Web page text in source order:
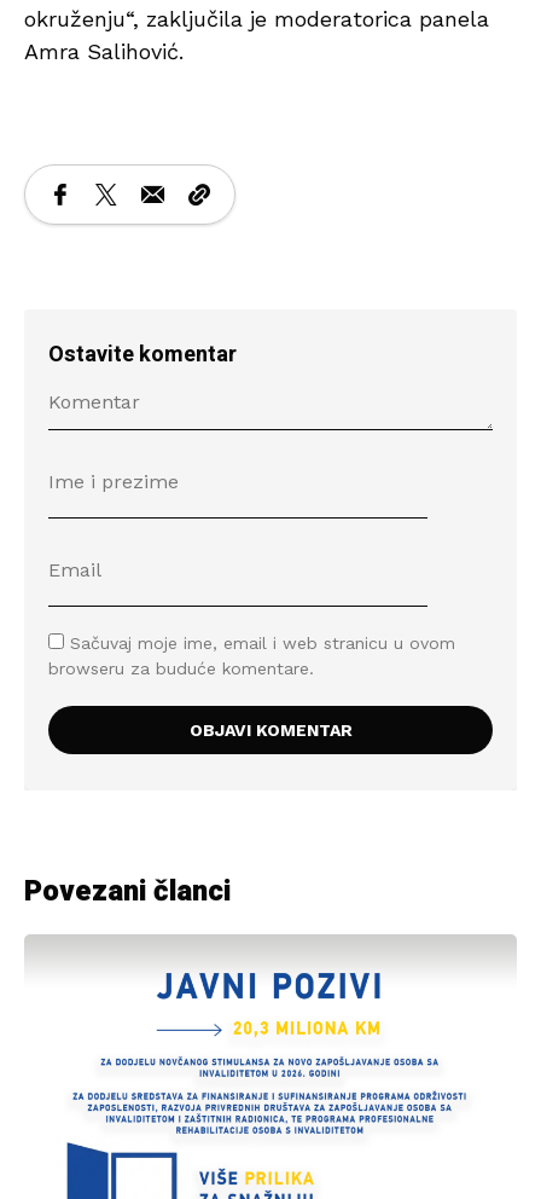
okruženju“, zaključila je moderatorica panela
Amra Salihović.
Ostavite komentar
Sačuvaj moje ime, email i web stranicu u ovom
browseru za buduće komentare.
Povezani članci